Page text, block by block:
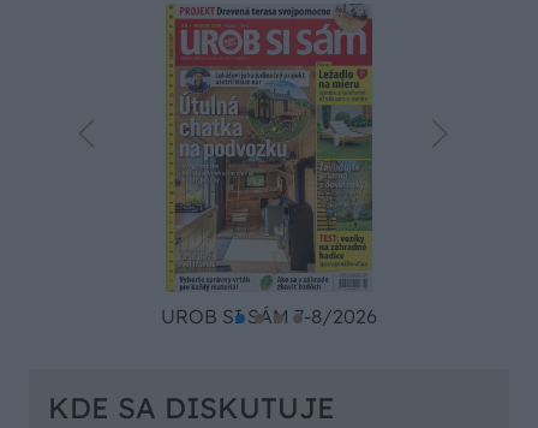
UROB SI SÁM 7-8/2026
KDE SA DISKUTUJE